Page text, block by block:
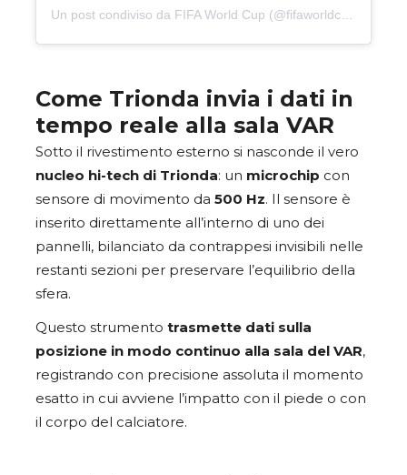
Come Trionda invia i dati in
tempo reale alla sala VAR
Sotto il rivestimento esterno si nasconde il vero
nucleo hi-tech di Trionda: un microchip con
sensore di movimento da 500 Hz. Il sensore è
inserito direttamente all’interno di uno dei
pannelli, bilanciato da contrappesi invisibili nelle
restanti sezioni per preservare l’equilibrio della
sfera.
Questo strumento trasmette dati sulla
posizione in modo continuo alla sala del VAR,
registrando con precisione assoluta il momento
esatto in cui avviene l’impatto con il piede o con
il corpo del calciatore.